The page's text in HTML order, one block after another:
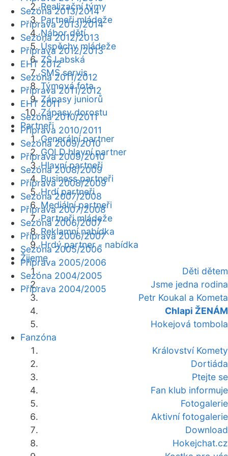
Realizační týmy
Partneři mládeže
Nábor dětí
Úspěchy mládeže
ZŠ Labská
SMS servis
Týmová fota
Zápasy juniorů
Zápasy dorostu
Partneři
Generální partner
GOLD hlavní partner
Hlavní partneři
Business partneři
Hrdí partneři
Mediální partneři
Partneři mládeže
Reklamní nabídka
Hrdý partner - nabídka
Žijeme
Děti dětem
Jsme jedna rodina
Petr Koukal a Kometa
Chlapi ŽENÁM
Hokejová tombola
Fanzóna
Království Komety
Dortiáda
Ptejte se
Fan klub informuje
Fotogalerie
Aktivní fotogalerie
Download
Hokejchat.cz
Sezóna 2013/2014
Příprava 2013/2014
Sezóna 2012/2013
Příprava 2012/2013
EHT 2012
Sezóna 2011/2012
Příprava 2011/2012
EHT 2011
Sezóna 2010/2011
Příprava 2010/2011
Sezóna 2009/2010
Příprava 2009/2010
Sezóna 2008/2009
Příprava 2008/2009
Sezóna 2007/2008
Příprava 2007/2008
Sezóna 2006/2007
Příprava 2006/2007
Sezóna 2005/2006
Příprava 2005/2006
Sezóna 2004/2005
Příprava 2004/2005